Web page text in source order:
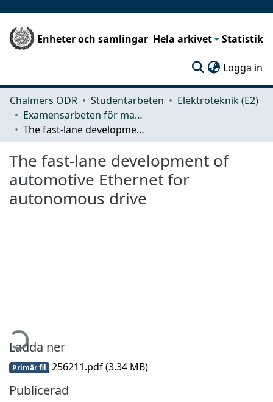
Enheter och samlingar Hela arkivet Statistik
Logga in
Chalmers ODR Studentarbeten
Elektroteknik (E2)
Examensarbeten för masterexamen
The fast-lane development of automotive Ethernet for autonomous drive
The fast-lane development of
automotive Ethernet for
autonomous drive
Ladda ner
Primär fil 256211.pdf(3.34 MB)
Publicerad